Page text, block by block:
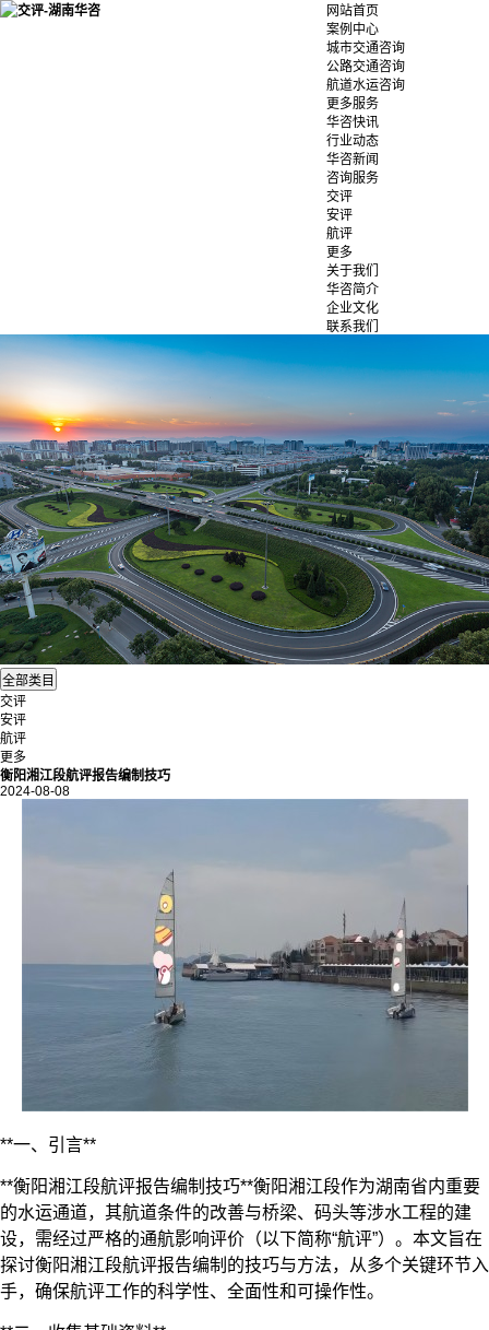
网站首页
案例中心
城市交通咨询
公路交通咨询
航道水运咨询
更多服务
华咨快讯
行业动态
华咨新闻
咨询服务
交评
安评
航评
更多
关于我们
华咨简介
企业文化
联系我们
交评
安评
航评
更多
衡阳湘江段航评报告编制技巧
2024-08-08
**一、引言**
**衡阳湘江段航评报告编制技巧**衡阳湘江段作为湖南省内重要
的水运通道，其航道条件的改善与桥梁、码头等涉水工程的建
设，需经过严格的通航影响评价（以下简称“航评”）。本文旨在
探讨衡阳湘江段航评报告编制的技巧与方法，从多个关键环节入
手，确保航评工作的科学性、全面性和可操作性。